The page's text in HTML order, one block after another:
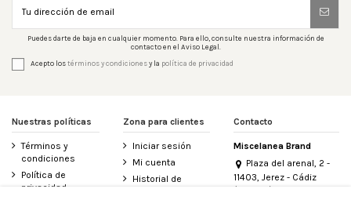
Puedes darte de baja en cualquier momento. Para ello, consulte nuestra información de
contacto en el Aviso Legal.
Acepto lostérminos y condicionesy la política de privacidad
Nuestras políticas
Términos y
condiciones
Política de
privacidad
Zona para clientes
Iniciar sesión
Mi cuenta
Historial de
Contacto
Miscelanea Brand
Plaza del arenal, 2 -
11403, Jerez - Cádiz
(España)